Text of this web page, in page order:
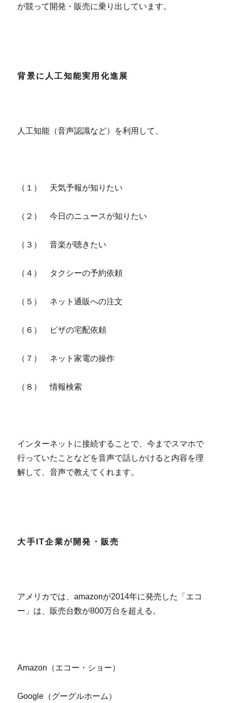
が競って開発・販売に乗り出しています。
背景に人工知能実用化進展
人工知能（音声認識など）を利用して、
（１） 天気予報が知りたい
（２） 今日のニュースが知りたい
（３） 音楽が聴きたい
（４） タクシーの予約依頼
（５） ネット通販への注文
（６） ピザの宅配依頼
（７） ネット家電の操作
（８） 情報検索
インターネットに接続することで、今までスマホで
行っていたことなどを音声で話しかけると内容を理
解して、音声で教えてくれます。
大手IT企業が開発・販売
アメリカでは、amazonが2014年に発売した「エコ
ー」は、販売台数が800万台を超える。
Amazon（エコー・ショー）
Google（グーグルホーム）